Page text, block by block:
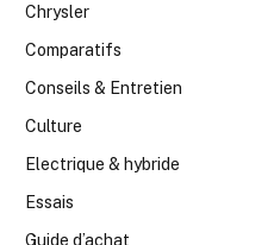
Chrysler
Comparatifs
Conseils & Entretien
Culture
Electrique & hybride
Essais
Guide d’achat